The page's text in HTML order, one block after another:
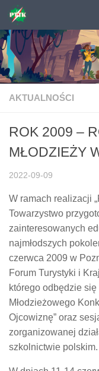
Skip to content
AKTUALNOŚCI
ROK 2009 –
MŁODZIEŻY
2022-09-09
W ramach realizacji
Towarzystwo
zainteresowanych
najmłodszych
czerwca 2009 w
Forum Turystyki i
którego odbędzie
Młodzieżowego
Ojcowiznę” oraz
zorganizowanej
szkolnictwie polskim.